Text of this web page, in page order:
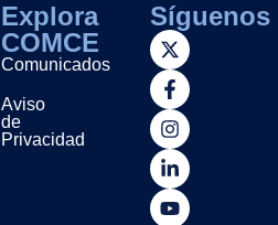
Explora
COMCE
Comunicados
Aviso
de
Privacidad
Síguenos